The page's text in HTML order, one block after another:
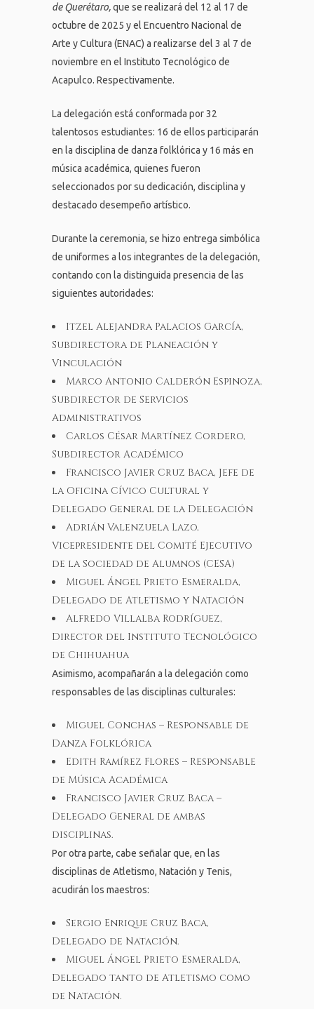
de Querétaro,que se realizará del 12 al 17 de
octubre de 2025 y el Encuentro Nacional de
Arte y Cultura (ENAC) a realizarse del 3 al 7 de
noviembre en el Instituto Tecnológico de
Acapulco. Respectivamente.
La delegación está conformada por 32
talentosos estudiantes: 16 de ellos participarán
en la disciplina de danza folklórica y 16 más en
música académica, quienes fueron
seleccionados por su dedicación, disciplina y
destacado desempeño artístico.
Durante la ceremonia, se hizo entrega simbólica
de uniformes a los integrantes de la delegación,
contando con la distinguida presencia de las
siguientes autoridades:
Itzel Alejandra Palacios García,
Subdirectora de Planeación y
Vinculación
Marco Antonio Calderón Espinoza,
Subdirector de Servicios
Administrativos
Carlos César Martínez Cordero,
Subdirector Académico
Francisco Javier Cruz Baca, Jefe de
la Oficina Cívico Cultural y
Delegado General de la Delegación
Adrián Valenzuela Lazo,
Vicepresidente del Comité Ejecutivo
de la Sociedad de Alumnos (CESA)
Miguel Ángel Prieto Esmeralda,
Delegado de Atletismo y Natación
Alfredo Villalba Rodríguez,
Director del Instituto Tecnológico
de Chihuahua
Asimismo, acompañarán a la delegación como
responsables de las disciplinas culturales:
Miguel Conchas – Responsable de
Danza Folklórica
Edith Ramírez Flores – Responsable
de Música Académica
Francisco Javier Cruz Baca –
Delegado General de ambas
disciplinas.
Por otra parte, cabe señalar que, en las
disciplinas de Atletismo, Natación y Tenis,
acudirán los maestros:
Sergio Enrique Cruz Baca,
Delegado de Natación.
Miguel Ángel Prieto Esmeralda,
Delegado tanto de Atletismo como
de Natación.